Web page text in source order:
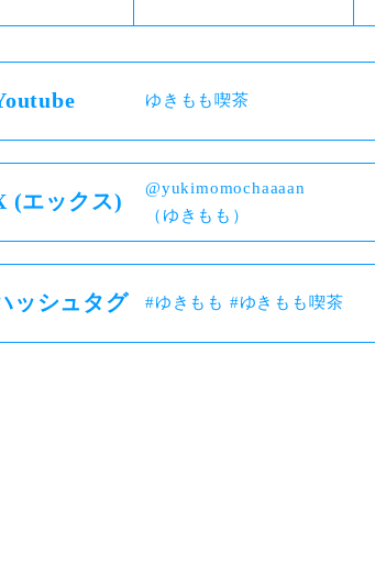
ゆきもも喫茶
(エックス)
yukimomochaaaan
（ゆきもも）
ッシュタグ #ゆきもも #ゆきもも喫茶